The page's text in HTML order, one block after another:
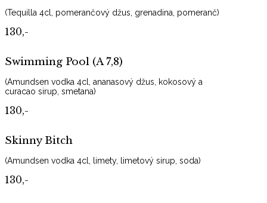
(Tequilla 4cl, pomerančový džus, grenadina, pomeranč)
130,-
Swimming Pool (A 7,8)
(Amundsen vodka 4cl, ananasový džus, kokosový a
curacao sirup, smetana)
130,-
Skinny Bitch
(Amundsen vodka 4cl, limety, limetový sirup, soda)
130,-